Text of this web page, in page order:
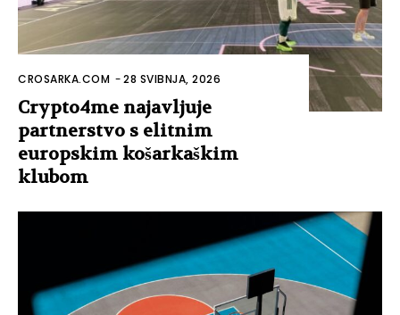
CROSARKA.COM -28 SVIBNJA, 2026
Crypto4me najavljuje
partnerstvo s elitnim
europskim košarkaškim
klubom